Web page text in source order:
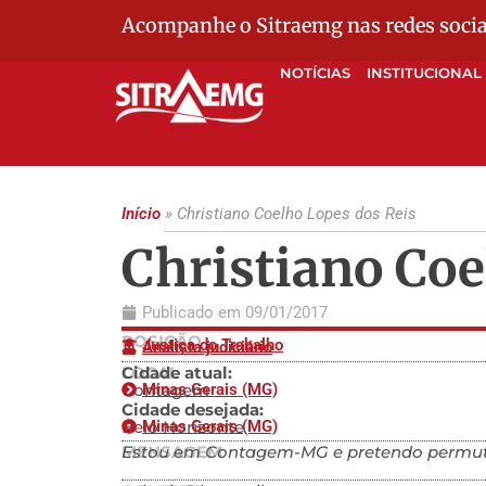
Acompanhe o Sitraemg nas redes
NOTÍCIAS INSTITUCIONAL
Início » Christiano Coelho Lopes dos Reis
Christiano
Publicado em 09/01/2017
POSIÇÃO
Justiça do Trabalho
Analista judiciário
LOCAL
Cidade atual:
Contagem
Minas Gerais (MG)
Cidade desejada:
Belo Horizonte
Minas Gerais (MG)
MENSAGEM
Estou em Contagem-MG e pretendo